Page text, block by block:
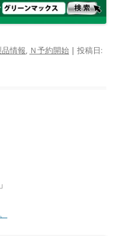
情報, Ｎ予約開始 | 投稿日: